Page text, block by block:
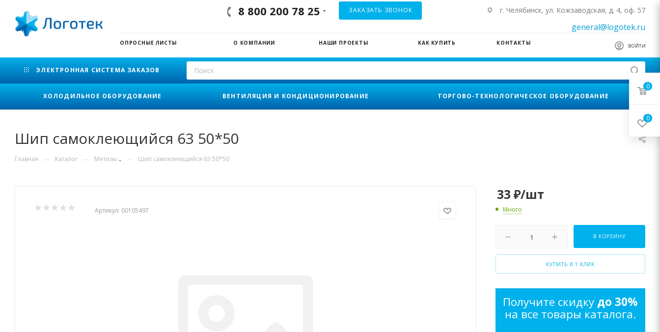
8 800 200 78 25 ЗАКАЗАТЬ ЗВОНОК г. Челябинск, ул. Кожзаводская, д. 4, оф. 57
general@logotek.ru
ВОЙТИ
ОПРОСНЫЕ ЛИСТЫ О КОМПАНИИ НАШИ ПРОЕКТЫ КАК КУПИТЬ КОНТАКТЫ
ЭЛЕКТРОННАЯ СИСТЕМА ЗАКАЗОВ
ХОЛОДИЛЬНОЕ ОБОРУДОВАНИЕ ВЕНТИЛЯЦИЯ И КОНДИЦИОНИРОВАНИЕ ТОРГОВО-ТЕХНОЛОГИЧЕСКОЕ ОБОРУДОВАНИЕ
Шип самоклеющийся 63 50*50
Главная — Каталог — Метизы — Шип самоклеющийся 63 50*50
Артикул: 00105497
33 ₽/шт
Много
В КОРЗИНУ
КУПИТЬ В 1 КЛИК
Получите скидку до 30%
на все товары каталога.
0
0